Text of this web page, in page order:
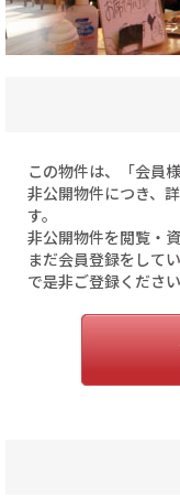
この物件は、「会員
非公開物件につき、
す。
非公開物件を閲覧・
まだ会員登録をして
で是非ご登録ください